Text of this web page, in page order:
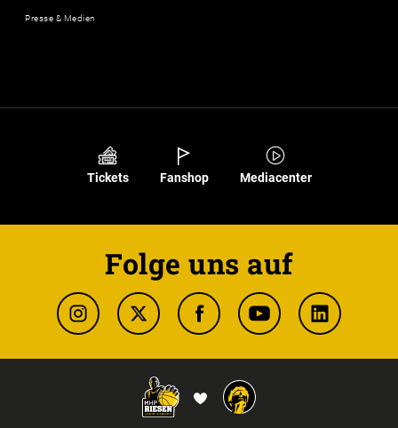
Presse & Medien
Tickets Fanshop Mediacenter
Folge uns auf